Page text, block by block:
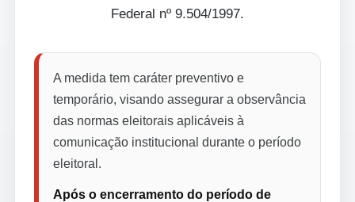
Federal nº 9.504/1997.
A medida tem caráter preventivo e
temporário, visando assegurar a observância
das normas eleitorais aplicáveis à
comunicação institucional durante o período
eleitoral.
Após o encerramento do período de